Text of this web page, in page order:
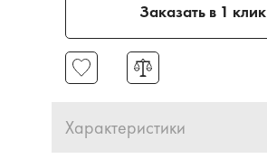
Заказать в 1 клик
Характеристики